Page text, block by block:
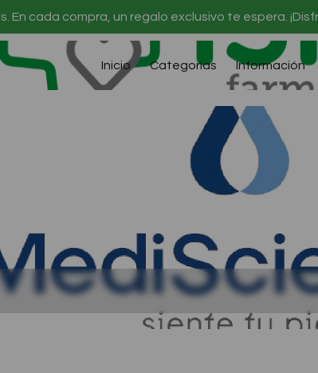
En cada compra, un regalo exclusivo te espera.
Inicio
Categorías Información